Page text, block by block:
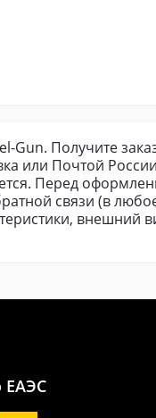
Gun. Получите
или Почтой
Перед
связи (в
внешний
ЕАЭС